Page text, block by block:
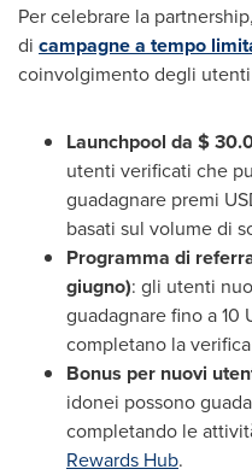
Per celebrare la
di campagne a tempo
coinvolgimento degli
Launchpool da $
utenti verificati che
guadagnare premi
basati sul volume di
Programma di
giugno): gli utenti
guadagnare fino a 10
completano la
Bonus per nuovi
idonei possono
completando le
Rewards Hub.